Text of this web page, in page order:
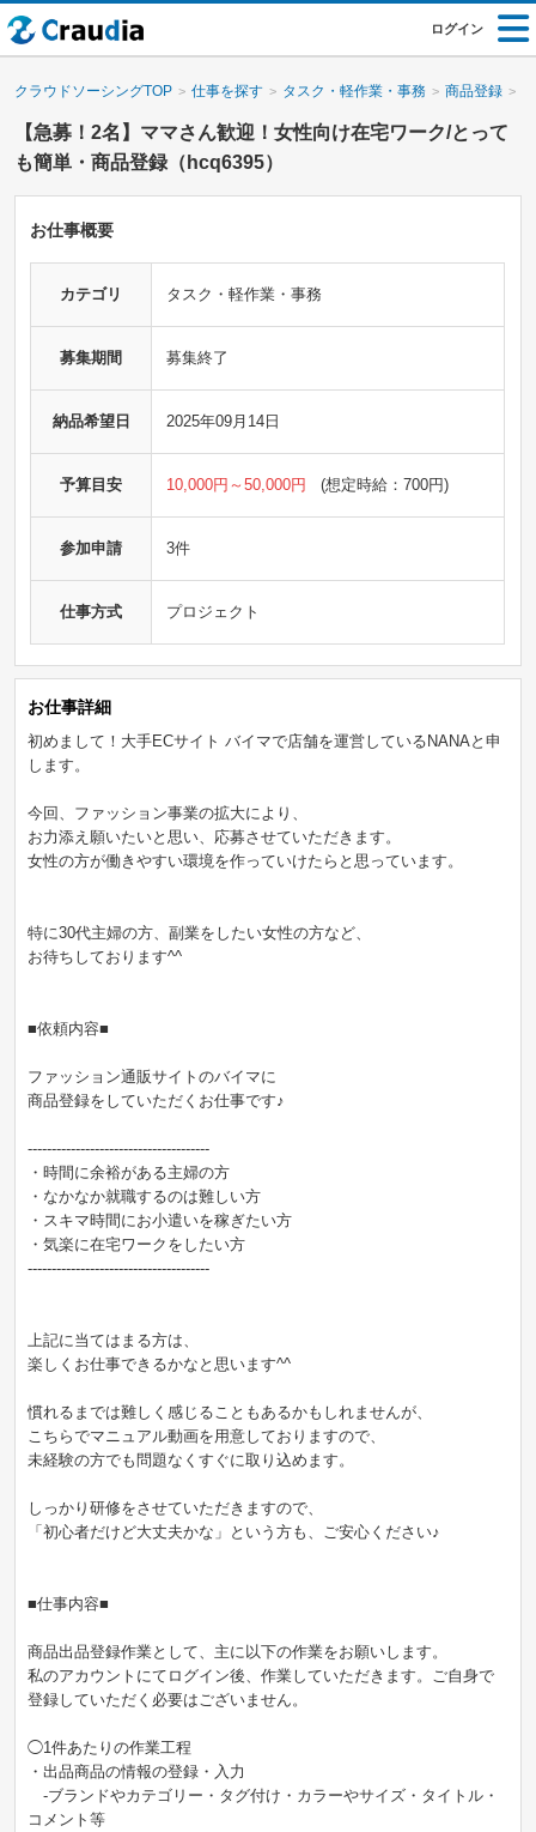
ログイン
クラウドソーシングTOP 仕事を探す タスク・軽作業・事務 商品登録
【急募！2名】ママさん歓迎！女性向け在宅ワーク/とって
も簡単・商品登録（hcq6395）
お仕事概要
カテゴリ タスク・軽作業・事務
募集期間 募集終了
納品希望日 2025年09月14日
予算目安 10,000円～50,000円 (想定時給：700円)
参加申請 3件
仕事方式 プロジェクト
お仕事詳細
初めまして！大手ECサイト バイマで店舗を運営しているNANAと申
します。
今回、ファッション事業の拡大により、
お力添え願いたいと思い、応募させていただきます。
女性の方が働きやすい環境を作っていけたらと思っています。
特に30代主婦の方、副業をしたい女性の方など、
お待ちしております^^
■依頼内容■
ファッション通販サイトのバイマに
商品登録をしていただくお仕事です♪
--------------------------------------
・時間に余裕がある主婦の方
・なかなか就職するのは難しい方
・スキマ時間にお小遣いを稼ぎたい方
・気楽に在宅ワークをしたい方
--------------------------------------
上記に当てはまる方は、
楽しくお仕事できるかなと思います^^
慣れるまでは難しく感じることもあるかもしれませんが、
こちらでマニュアル動画を用意しておりますので、
未経験の方でも問題なくすぐに取り込めます。
しっかり研修をさせていただきますので、
「初心者だけど大丈夫かな」という方も、ご安心ください♪
■仕事内容■
商品出品登録作業として、主に以下の作業をお願いします。
私のアカウントにてログイン後、作業していただきます。ご自身で
登録していただく必要はございません。
◯1件あたりの作業工程
・出品商品の情報の登録・入力
-ブランドやカテゴリー・タグ付け・カラーやサイズ・タイトル・
コメント等